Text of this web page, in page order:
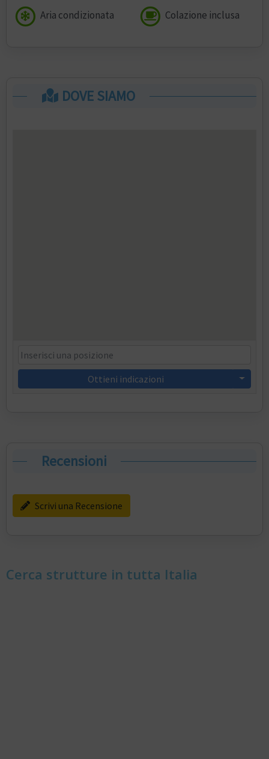
Aria condizionata Colazione inclusa
DOVE SIAMO
Ottieni indicazioni
Recensioni
Scrivi una Recensione
Cerca strutture in tutta Italia